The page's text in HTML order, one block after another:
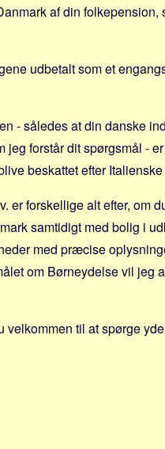
af din folkepension,
udbetalt som et
- således at din danske
forstår dit spørgsmål -
beskattet efter Italienske
er forskellige alt efter, om
samtidigt med bolig i
med præcise
om Børneydelse vil jeg
velkommen til at spørge